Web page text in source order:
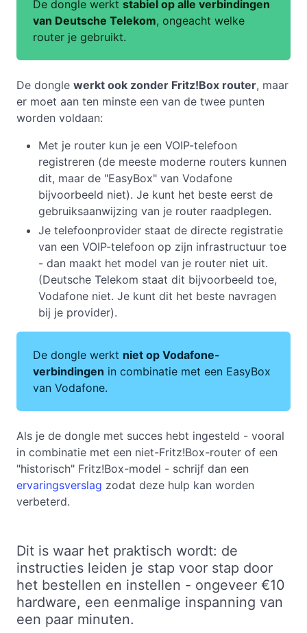
De dongle werkt stabiel op alle verbindingen
van Deutsche Telekom, ongeacht welke
router je gebruikt.
De dongle werkt ook zonder Fritz!Box router, maar
er moet aan ten minste een van de twee punten
worden voldaan:
Met je router kun je een VOIP-telefoon
registreren (de meeste moderne routers kunnen
dit, maar de "EasyBox" van Vodafone
bijvoorbeeld niet). Je kunt het beste eerst de
gebruiksaanwijzing van je router raadplegen.
Je telefoonprovider staat de directe registratie
van een VOIP-telefoon op zijn infrastructuur toe
- dan maakt het model van je router niet uit.
(Deutsche Telekom staat dit bijvoorbeeld toe,
Vodafone niet. Je kunt dit het beste navragen
bij je provider).
De dongle werkt niet op Vodafone-
verbindingen in combinatie met een EasyBox
van Vodafone.
Als je de dongle met succes hebt ingesteld - vooral
in combinatie met een niet-Fritz!Box-router of een
"historisch" Fritz!Box-model - schrijf dan een
ervaringsverslag zodat deze hulp kan worden
verbeterd.
Dit is waar het praktisch wordt: de
instructies leiden je stap voor stap door
het bestellen en instellen - ongeveer €10
hardware, een eenmalige inspanning van
een paar minuten.